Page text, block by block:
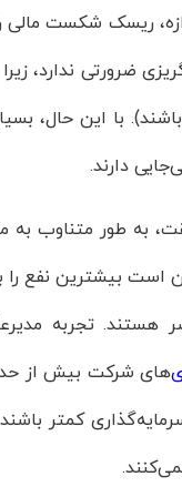
ریسک شکست مالی
ضرورتی ندارد،
باشند). با این حال،
دارند.
به طور متناوب به
است بیشترین نفع را
هستند. تجربه
‌های شرکت بیش از حد
کمتر